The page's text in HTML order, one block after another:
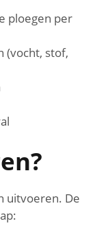
ploegen per
(vocht, stof,
uitvoeren. De